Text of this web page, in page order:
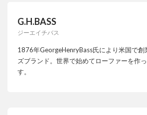
G.H.BASS
ジーエイチバス
1876年GeorgeHenryBass氏により米国で創
ズブランド。世界で始めてローファーを作
す。